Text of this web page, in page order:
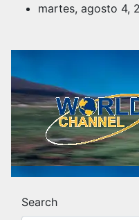
martes, agosto 4,
Noticias y
Search